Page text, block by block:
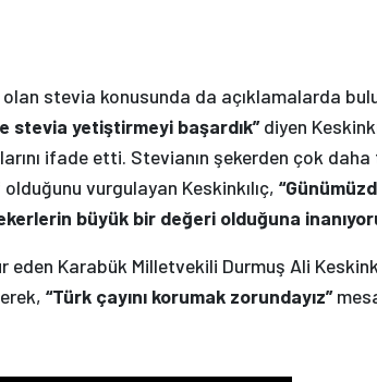
stevia konusunda da açıklamalarda
stevia yetiştirmeyi başardık”diyen
ifade etti. Stevianın şekerden çok daha
vurgulayan Keskinkılıç,
büyük bir değeri olduğuna
eden Karabük Milletvekili Durmuş Ali
“Türk çayını korumak zorundayız”